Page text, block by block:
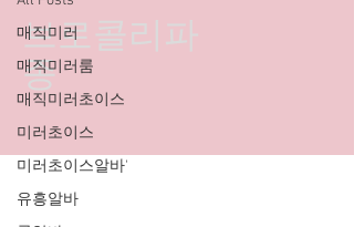
매직미러
매직미러룸
매직미러초이스
미러초이스
미러초이스알바'
유흥알바
브로콜리파
종